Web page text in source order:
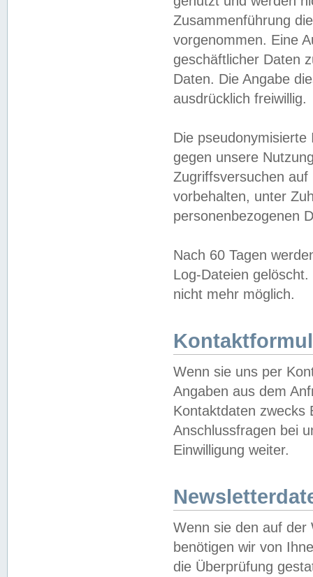
Zusammenführung
vorgenommen. Eine
geschäftlicher Daten
Daten. Die Angabe
ausdrücklich freiwillig.
Die
gegen unsere
Zugriffsversuchen
vorbehalten, unter
personenbezogenen
Nach 60 Tagen
Log-Dateien
nicht mehr möglich.
Wenn sie uns per
Angaben aus dem
Kontaktdaten zwecks
Anschlussfragen bei
Einwilligung weiter.
Wenn sie den auf der
benötigen wir von
die Überprüfung